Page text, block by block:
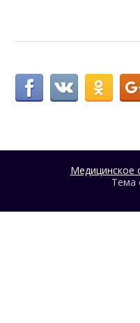
Медицинское
Тема